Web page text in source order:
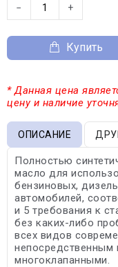
− +
Купить
* Данная цена
цену и наличие
ОПИСАНИЕ
Полностью
масло для
бензиновых,
автомобилей,
и 5 требования к
без каких-либо
всех видов
непосредственным
многоклапанными.